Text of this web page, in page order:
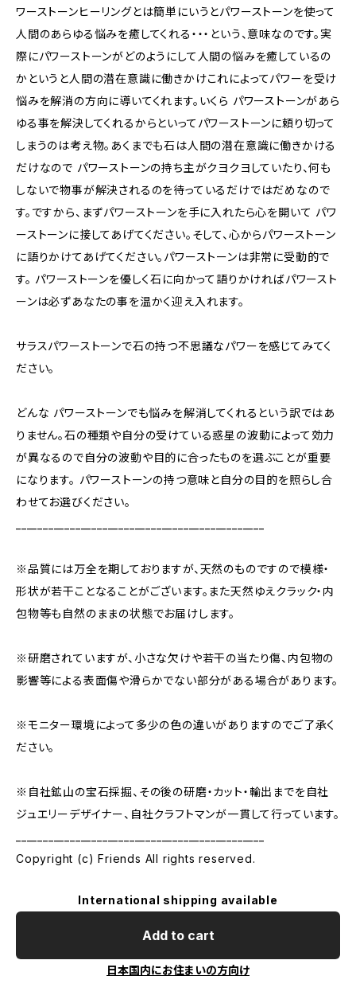
ワーストーンヒーリングとは簡単にいうとパワーストーンを使って
人間のあらゆる悩みを癒してくれる・・・という、意味なのです。実
際にパワーストーンがどのようにして人間の悩みを癒しているの
かというと人間の潜在意識に働きかけこれによってパワーを受け
悩みを解消の方向に導いてくれます。いくら パワーストーンがあら
ゆる事を解決してくれるからといってパワーストーンに頼り切って
しまうのは考え物。あくまでも石は人間の潜在意識に働きかける
だけなので パワーストーンの持ち主がクヨクヨしていたり、何も
しないで物事が解決されるのを待っているだけではだめなので
す。ですから、まずパワーストーンを手に入れたら心を開いて パワ
ーストーンに接してあげてください。そして、心からパワーストーン
に語りかけてあげてください。パワーストーンは非常に受動的で
す。 パワーストーンを優しく石に向かって語りかければパワースト
ーンは必ずあなたの事を温かく迎え入れます。
サラスパワーストーンで石の持つ不思議なパワーを感じてみてく
ださい。
どんな パワーストーンでも悩みを解消してくれるという訳ではあ
りません。石の種類や自分の受けている惑星の波動によって効力
が異なるので自分の波動や目的に合ったものを選ぶことが重要
になります。 パワーストーンの持つ意味と自分の目的を照らし合
わせてお選びください。
※品質には万全を期しておりますが、天然のものですので模様・
形状が若干ことなることがございます。また天然ゆえクラック・内
包物等も自然のままの状態でお届けします。
※研磨されていますが、小さな欠けや若干の当たり傷、内包物の
影響等による表面傷や滑らかでない部分がある場合があります。
※モニター環境によって多少の色の違いがありますのでご了承く
ださい。
※自社鉱山の宝石採掘、その後の研磨・カット・輸出までを自社
ジュエリーデザイナー、自社クラフトマンが一貫して行っています。
Copyright (c) Friends All rights reserved.
International shipping available
Add to cart
日本国内にお住まいの方向け